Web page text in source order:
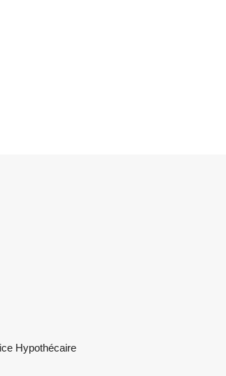
Hypothécaire